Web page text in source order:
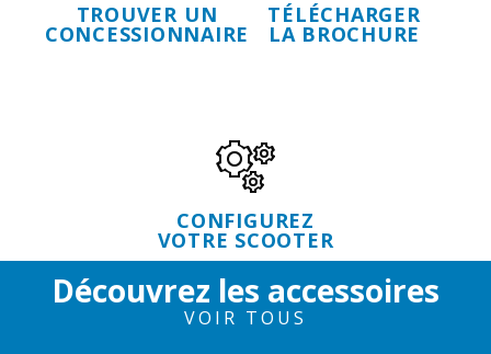
TROUVER UN
CONCESSIONNAIRE
TÉLÉCHARGER
LA BROCHURE
CONFIGUREZ
VOTRE SCOOTER
Découvrez les accessoires
VOIR TOUS